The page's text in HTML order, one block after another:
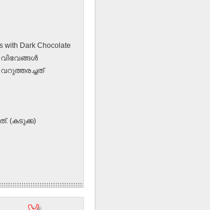
with Dark Chocolate
വിഭവങ്ങള്‍
വറുത്തരച്ചത്
(കടുക്ക)